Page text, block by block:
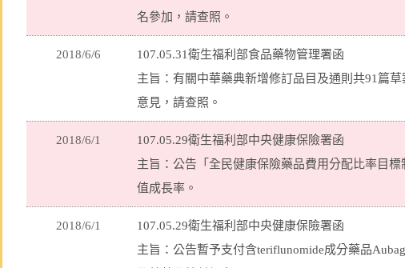
名參加，請查照。
2018/6/6
107.05.31衛生福利部食品藥物管理署函
主旨：有關中華藥典新增修訂品目及通則共91篇
意見，請查照。
2018/6/1
107.05.29衛生福利部中央健康保險署函
主旨：公告「全民健康保險藥品費用分配比率目
值成長率。
2018/6/1
107.05.29衛生福利部中央健康保險署函
主旨：公告暫予支付含teriflunomide成分藥品